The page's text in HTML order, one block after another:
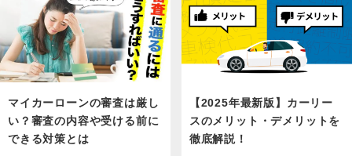
マイカーローンの審査は厳し
い？審査の内容や受ける前に
できる対策とは
【2025年最新版】カーリー
スのメリット・デメリットを
徹底解説！